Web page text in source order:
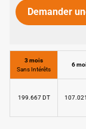
Demander
3 mois
Sans Intérêts
6
199.667 DT